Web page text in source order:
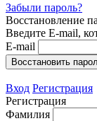
Забыли пароль?
Восстановление
Введите E-mail,
E-mail
Вход Регистрация
Регистрация
Фамилия